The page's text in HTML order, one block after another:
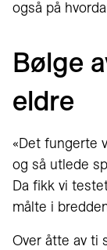
også på
Bølge
eldre
«Det fungerte
og så utlede
Da fikk vi
målte i
Over åtte av ti